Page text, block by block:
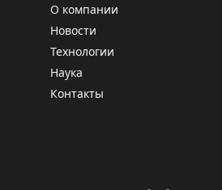
О компании
Новости
Технологии
Наука
Контакты